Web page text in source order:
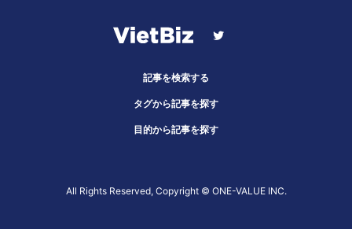
記事を検索する
タグから記事を探す
目的から記事を探す
All Rights Reserved, Copyright ©︎ ONE-VALUE INC.